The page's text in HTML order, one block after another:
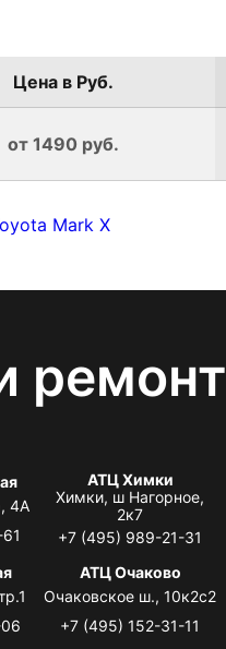
Цена в Руб.
от 1490 руб.
Mark X
ремонт
4А
АТЦ Химки
Химки, ш Нагорное,
2к7
+7 (495) 989-21-31
АТЦ Очаково
Очаковское ш., 10к2с2
+7 (495) 152-31-11